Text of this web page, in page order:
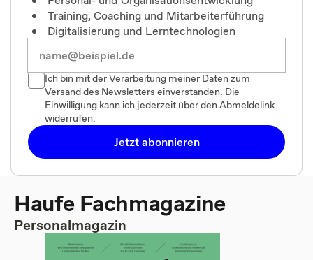
Training, Coaching und Mitarbeiterführung
Digitalisierung und Lerntechnologien
Ich bin mit der Verarbeitung meiner Daten zum
Versand des Newsletters einverstanden. Die
Einwilligung kann ich jederzeit über den Abmeldelink
widerrufen.
Jetzt abonnieren
Haufe Fachmagazine
Personalmagazin